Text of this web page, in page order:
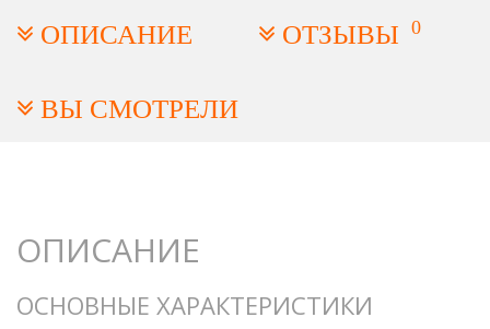
ОПИСАНИЕ ОТЗЫВЫ 0
ВЫ СМОТРЕЛИ
ОПИСАНИЕ
ОСНОВНЫЕ ХАРАКТЕРИСТИКИ